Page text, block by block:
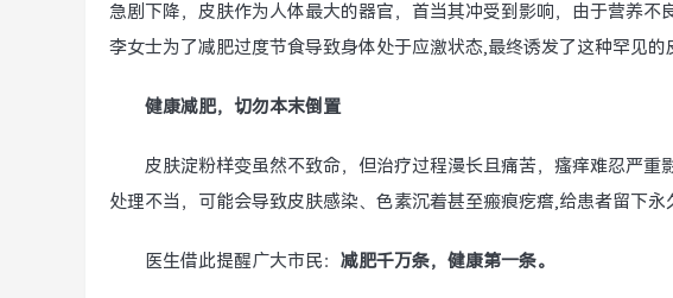
急剧下降，皮肤作为人体最大的器官，首当其冲受到影响，由于营养不
李女士为了减肥过度节食导致身体处于应激状态,最终诱发了这种罕见的
健康减肥，切勿本末倒置
皮肤淀粉样变虽然不致命，但治疗过程漫长且痛苦，瘙痒难忍严重
处理不当，可能会导致皮肤感染、色素沉着甚至瘢痕疙瘩,给患者留下永
医生借此提醒广大市民： 减肥千万条，健康第一条。